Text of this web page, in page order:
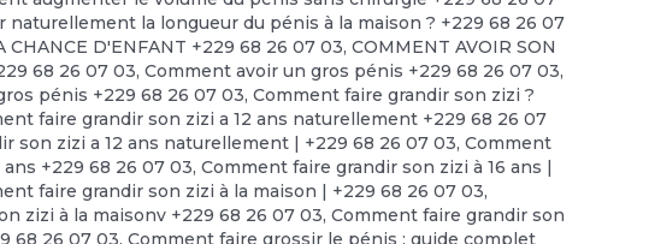
naturellement la longueur du pénis à la maison ? +229 68 26 07
CHANCE D'ENFANT +229 68 26 07 03,COMMENT AVOIR SON
68 26 07 03,Comment avoir un gros pénis +229 68 26 07 03,
pénis +229 68 26 07 03,Comment faire grandir son zizi ?
faire grandir son zizi a 12 ans naturellement +229 68 26 07
son zizi a 12 ans naturellement | +229 68 26 07 03,Comment
+229 68 26 07 03,Comment faire grandir son zizi à 16 ans |
faire grandir son zizi à la maison | +229 68 26 07 03,
zizi à la maisonv +229 68 26 07 03,Comment faire grandir son